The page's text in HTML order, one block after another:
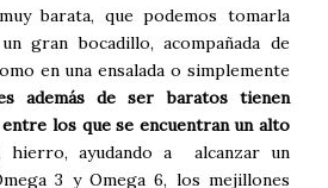
barata, que podemos tomarla
gran bocadillo, acompañada de
en una ensalada o simplemente
además de ser baratos tienen
los que se encuentran un alto
hierro, ayudando a alcanzar un
3 y Omega 6, los mejillones